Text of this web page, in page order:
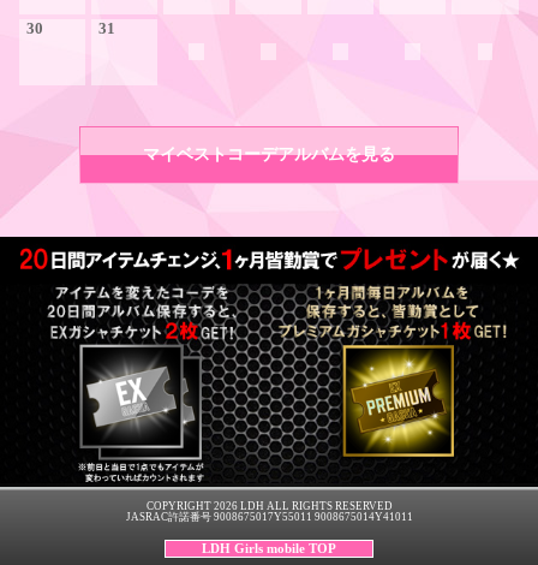
30 31
マイベストコーデアルバムを見る
COPYRIGHT 2026 LDH ALL RIGHTS RESERVED
JASRAC許諾番号 9008675017Y55011 9008675014Y41011
LDH Girls mobile TOP